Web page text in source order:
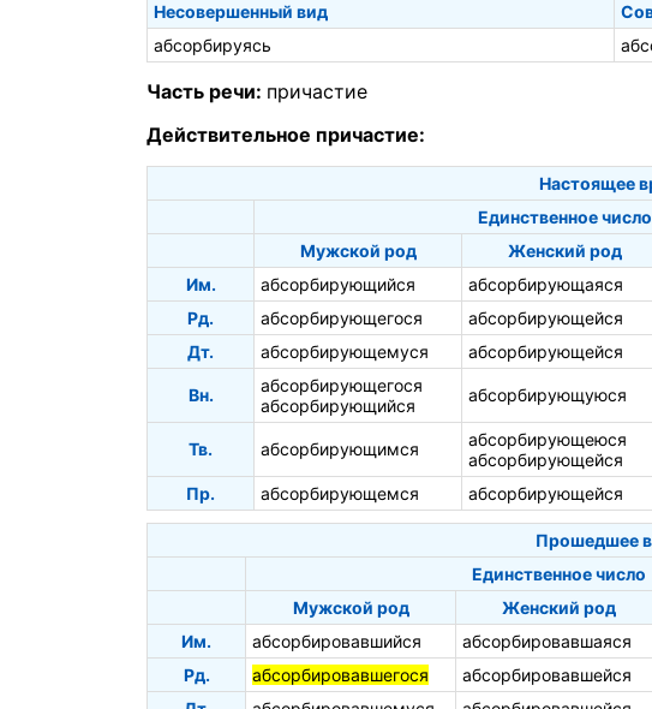
Несовершенный вид
абсорбируясь
Часть речи: причастие
Действительное причастие:
Настоящее
Единственное число
Мужской род
Женский род
Им.
абсорбирующийся абсорбирующаяся
Рд.
абсорбирующегося абсорбирующейся
Дт.
абсорбирующемуся абсорбирующейся
Вн.
абсорбирующегося
абсорбирующийся
абсорбирующуюся
Тв. абсорбирующимся
абсорбирующеюся
абсорбирующейся
Пр. абсорбирующемся абсорбирующейся
Прошедшее
Единственное число
Мужской род
Женский род
Им.
абсорбировавшийся абсорбировавшаяся
Рд.
абсорбировавшегося абсорбировавшейся